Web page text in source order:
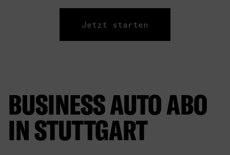
Jetzt starten
BUSINESS AUTO ABO
IN STUTTGART